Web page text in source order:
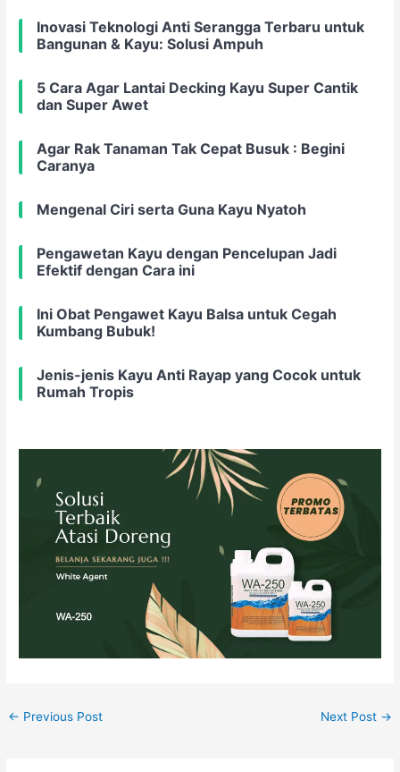
Inovasi Teknologi Anti Serangga Terbaru untuk
Bangunan & Kayu: Solusi Ampuh
5 Cara Agar Lantai Decking Kayu Super Cantik
dan Super Awet
Agar Rak Tanaman Tak Cepat Busuk : Begini
Caranya
Mengenal Ciri serta Guna Kayu Nyatoh
Pengawetan Kayu dengan Pencelupan Jadi
Efektif dengan Cara ini
Ini Obat Pengawet Kayu Balsa untuk Cegah
Kumbang Bubuk!
Jenis-jenis Kayu Anti Rayap yang Cocok untuk
Rumah Tropis
← Previous Post Next Post →